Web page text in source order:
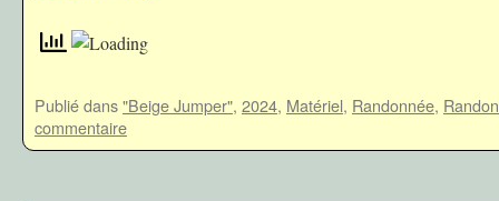
Publié dans"Beige Jumper", 2024, Matériel, Randonnée,
commentaire